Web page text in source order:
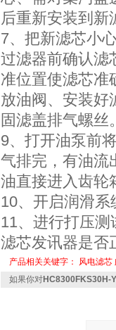
后重新安装到新
7、把新滤芯小
过滤器前确认滤
准位置使滤芯准
放油阀、安装好
固滤盖排气螺丝
9、打开油泵前
气排完，有油流
油直接进入齿轮
10、开启润滑
11、进行打压
滤芯发讯器是否
产品相关关键字： 风电滤芯
如果你对HC8300FKS30H-